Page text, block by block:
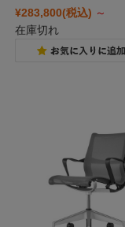
¥283,800(税込) ～
在庫切れ